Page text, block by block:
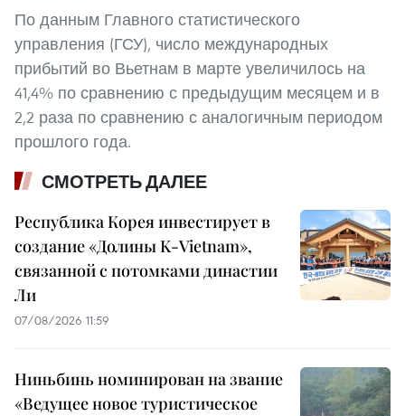
По данным Главного статистического
управления (ГСУ), число международных
прибытий во Вьетнам в марте увеличилось на
41,4% по сравнению с предыдущим месяцем и в
2,2 раза по сравнению с аналогичным периодом
прошлого года.
СМОТРЕТЬ ДАЛЕЕ
Республика Корея инвестирует в
создание «Долины K-Vietnam»,
связанной с потомками династии
Ли
07/08/2026 11:59
Ниньбинь номинирован на звание
«Ведущее новое туристическое